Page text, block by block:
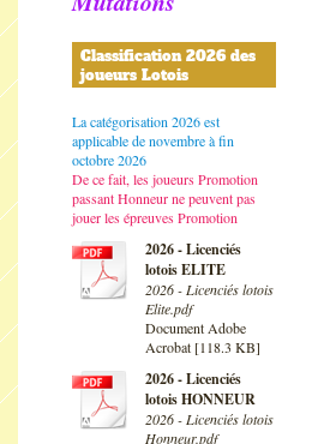
Classification 2026 des
joueurs Lotois
La catégorisation 2026 est
applicable de novembre à fin
octobre 2026
De ce fait, les joueurs Promotion
passant Honneur ne peuvent pas
jouer les épreuves Promotion
2026 - Licenciés
lotois ELITE
2026 - Licenciés lotois
Elite.pdf
Document Adobe
Acrobat [118.3 KB]
2026 - Licenciés
lotois HONNEUR
2026 - Licenciés lotois
Honneur.pdf